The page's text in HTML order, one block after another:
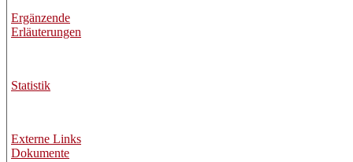
Ergänzende
Erläuterungen
Statistik
Externe Links
Dokumente